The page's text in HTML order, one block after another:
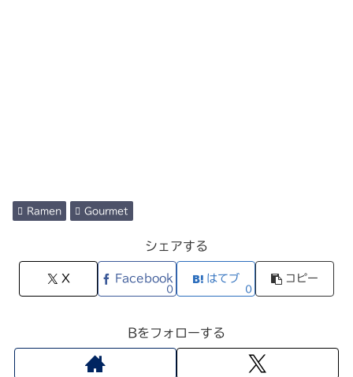
Ramen Gourmet
シェアする
X Facebook
0
はてブ
0
コピー
Bをフォローする